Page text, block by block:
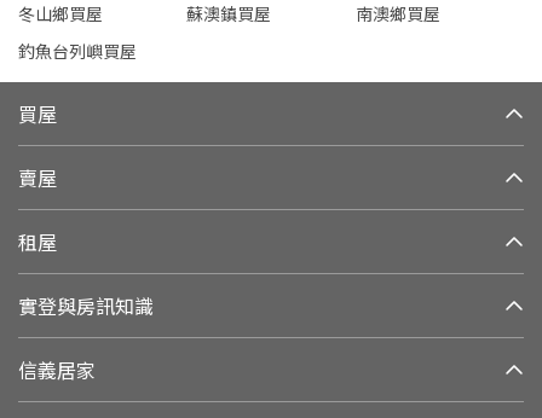
冬山鄉買屋
蘇澳鎮買屋
南澳鄉買屋
釣魚台列嶼買屋
買屋
賣屋
租屋
實登與房訊知識
信義居家